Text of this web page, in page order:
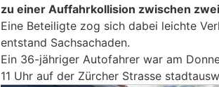
zu einer Auffahrkollision zwischen
Eine Beteiligte zog sich dabei leichte
entstand Sachsachaden.
Ein 36-jähriger Autofahrer war am
11 Uhr auf der Zürcher Strasse